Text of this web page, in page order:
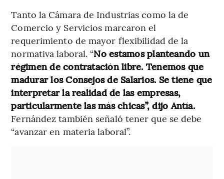
Tanto la Cámara de Industrias como la de
Comercio y Servicios marcaron el
requerimiento de mayor flexibilidad de la
normativa laboral. “No estamos planteando un
régimen de contratación libre. Tenemos que
madurar los Consejos de Salarios. Se tiene que
interpretar la realidad de las empresas,
particularmente las más chicas”, dijo Antía.
Fernández también señaló tener que se debe
“avanzar en materia laboral”.